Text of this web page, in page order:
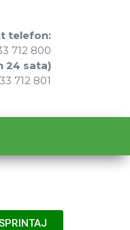
telefon:
712 800
24 sata)
712 801